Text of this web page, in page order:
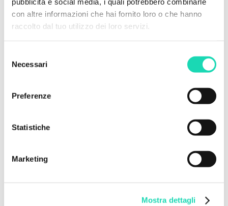
con altre informazioni che hai fornito loro o che hanno
raccolto dal tuo utilizzo dei loro servizi.
delNecessari
Preferenze
Statistiche
Marketing
Mostra dettagli
Edizione 2025: ancora più spazio alla
Nel 2025 abbiamo rinnovato il nostro impegno,